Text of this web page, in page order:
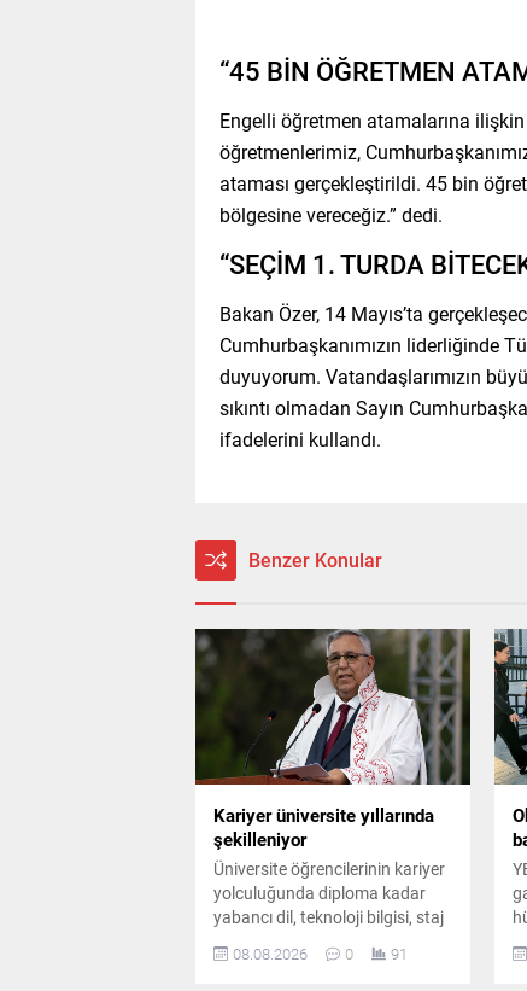
“45 BİN ÖĞRETMEN
Engelli öğretmen atamalarına
öğretmenlerimiz,
ataması gerçekleştirildi. 45 bin
bölgesine vereceğiz.” dedi.
“SEÇİM 1. TURDA
Bakan Özer, 14 Mayıs’ta
Cumhurbaşkanımızın liderliğinde
duyuyorum. Vatandaşlarımızın
sıkıntı olmadan Sayın
ifadelerini kullandı.
Benzer Konular
Kariyer üniversite yıllarında
şekilleniyor
Üniversite öğrencilerinin kariyer
yolculuğunda diploma kadar
yabancı dil, teknoloji bilgisi, staj
belirleyici olduğunu belirten
08.08.2026 0 91